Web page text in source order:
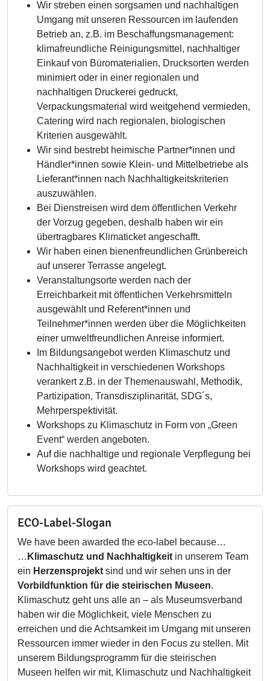
Wir streben einen sorgsamen und nachhaltigen
Umgang mit unseren Ressourcen im laufenden
Betrieb an, z.B. im Beschaffungsmanagement:
klimafreundliche Reinigungsmittel, nachhaltiger
Einkauf von Büromaterialien, Drucksorten werden
minimiert oder in einer regionalen und
nachhaltigen Druckerei gedruckt,
Verpackungsmaterial wird weitgehend vermieden,
Catering wird nach regionalen, biologischen
Kriterien ausgewählt.
Wir sind bestrebt heimische Partner*innen und
Händler*innen sowie Klein- und Mittelbetriebe als
Lieferant*innen nach Nachhaltigkeitskriterien
auszuwählen.
Bei Dienstreisen wird dem öffentlichen Verkehr
der Vorzug gegeben, deshalb haben wir ein
übertragbares Klimaticket angeschafft.
Wir haben einen bienenfreundlichen Grünbereich
auf unserer Terrasse angelegt.
Veranstaltungsorte werden nach der
Erreichbarkeit mit öffentlichen Verkehrsmitteln
ausgewählt und Referent*innen und
Teilnehmer*innen werden über die Möglichkeiten
einer umweltfreundlichen Anreise informiert.
Im Bildungsangebot werden Klimaschutz und
Nachhaltigkeit in verschiedenen Workshops
verankert z.B. in der Themenauswahl, Methodik,
Partizipation, Transdisziplinarität, SDG´s,
Mehrperspektivität.
Workshops zu Klimaschutz in Form von „Green
Event“ werden angeboten.
Auf die nachhaltige und regionale Verpflegung bei
Workshops wird geachtet.
ECO-Label-Slogan
We have been awarded the eco-label because…
… Klimaschutz und Nachhaltigkeit in unserem Team
ein Herzensprojekt sind und wir sehen uns in der
Vorbildfunktion für die steirischen Museen.
Klimaschutz geht uns alle an – als Museumsverband
haben wir die Möglichkeit, viele Menschen zu
erreichen und die Achtsamkeit im Umgang mit unseren
Ressourcen immer wieder in den Focus zu stellen. Mit
unserem Bildungsprogramm für die steirischen
Museen helfen wir mit, Klimaschutz und Nachhaltigkeit